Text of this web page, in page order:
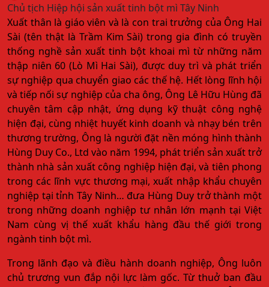
Chủ tịch Hiệp hội sản xuất tinh bột mì Tây Ninh
Xuất thân là giáo viên và là con trai trưởng của Ông Hai
Sài (tên thật là Trầm Kim Sài) trong gia đình có truyền
thống nghề sản xuất tinh bột khoai mì từ những năm
thập niên 60 (Lò Mì Hai Sài), được duy trì và phát triển
sự nghiệp qua chuyển giao các thế hệ. Hết lòng lĩnh hội
và tiếp nối sự nghiệp của cha ông, Ông Lê Hữu Hùng đã
chuyên tâm cập nhật, ứng dụng kỹ thuật công nghệ
hiện đại, cùng nhiệt huyết kinh doanh và nhạy bén trên
thương trường, Ông là người đặt nền móng hình thành
Hùng Duy Co., Ltd vào năm 1994, phát triển sản xuất trở
thành nhà sản xuất công nghiệp hiện đại, và tiên phong
trong các lĩnh vực thương mại, xuất nhập khẩu chuyên
nghiệp tại tỉnh Tây Ninh… đưa Hùng Duy trở thành một
trong những doanh nghiệp tư nhân lớn mạnh tại Việt
Nam cùng vị thế xuất khẩu hàng đầu thế giới trong
ngành tinh bột mì.
Trong lãnh đạo và điều hành doanh nghiệp, Ông luôn
chủ trương vun đắp nội lực làm gốc. Từ thuở ban đầu